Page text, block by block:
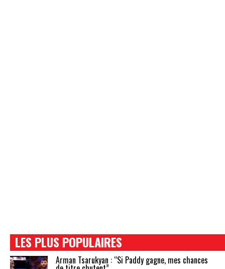
LES PLUS POPULAIRES
Arman Tsarukyan : “Si Paddy gagne, mes chances